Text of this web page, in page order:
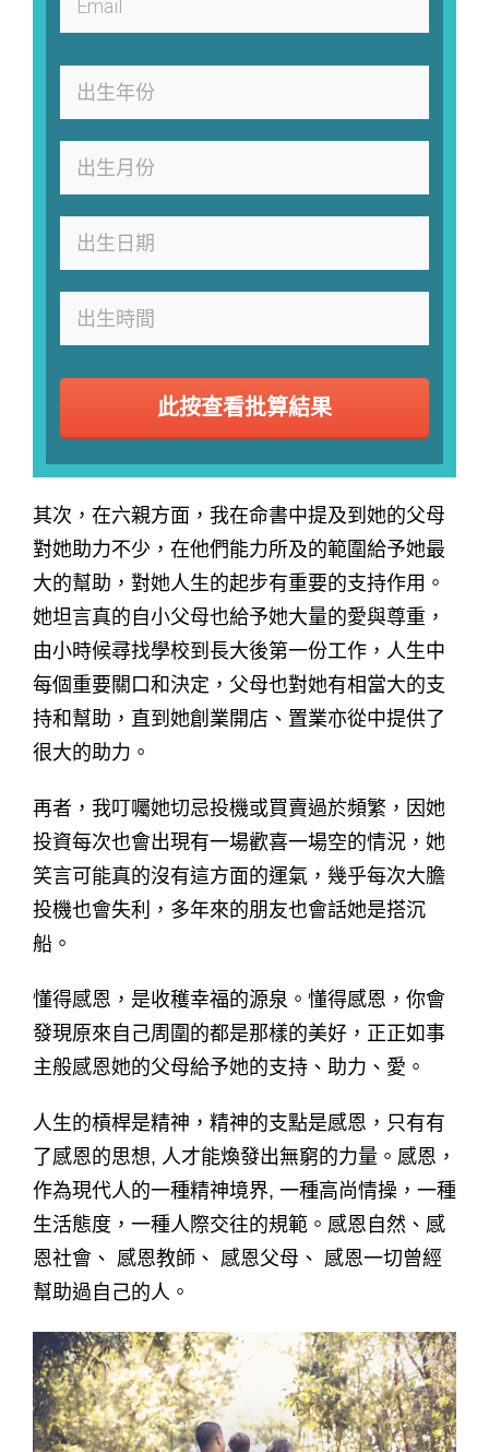
此按查看批算結果
其次，在六親方面，我在命書中提及到她的父母
對她助力不少，在他們能力所及的範圍給予她最
大的幫助，對她人生的起步有重要的支持作用。
她坦言真的自小父母也給予她大量的愛與尊重，
由小時候尋找學校到長大後第一份工作，人生中
每個重要關口和決定，父母也對她有相當大的支
持和幫助，直到她創業開店、置業亦從中提供了
很大的助力。
再者，我叮囑她切忌投機或買賣過於頻繁，因她
投資每次也會出現有一場歡喜一場空的情況，她
笑言可能真的沒有這方面的運氣，幾乎每次大膽
投機也會失利，多年來的朋友也會話她是搭沉
船。
懂得感恩，是收穫幸福的源泉。懂得感恩，你會
發現原來自己周圍的都是那樣的美好，正正如事
主般感恩她的父母給予她的支持、助力、愛。
人生的槓桿是精神，精神的支點是感恩，只有有
了感恩的思想, 人才能煥發出無窮的力量。感恩，
作為現代人的一種精神境界, 一種高尚情操，一種
生活態度，一種人際交往的規範。感恩自然、感
恩社會、 感恩教師、 感恩父母、 感恩一切曾經
幫助過自己的人。